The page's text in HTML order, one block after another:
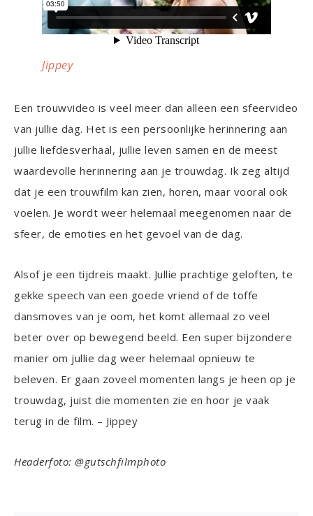
Jippey
Een trouwvideo is veel meer dan alleen een sfeervideo
van jullie dag. Het is een persoonlijke herinnering aan
jullie liefdesverhaal, jullie leven samen en de meest
waardevolle herinnering aan je trouwdag. Ik zeg altijd
dat je een trouwfilm kan zien, horen, maar vooral ook
voelen. Je wordt weer helemaal meegenomen naar de
sfeer, de emoties en het gevoel van de dag.
Alsof je een tijdreis maakt. Jullie prachtige geloften, te
gekke speech van een goede vriend of de toffe
dansmoves van je oom, het komt allemaal zo veel
beter over op bewegend beeld. Een super bijzondere
manier om jullie dag weer helemaal opnieuw te
beleven. Er gaan zoveel momenten langs je heen op je
trouwdag, juist die momenten zie en hoor je vaak
terug in de film. – Jippey
Headerfoto: @gutschfilmphoto